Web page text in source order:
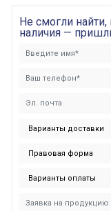
Не смогли найти,
наличия —